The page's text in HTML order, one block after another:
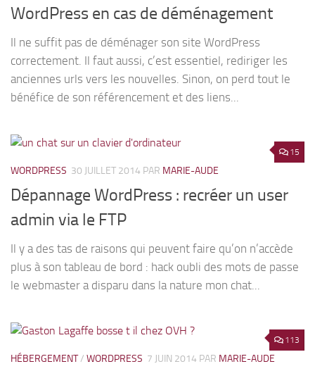
WordPress en cas de déménagement
Il ne suffit pas de déménager son site WordPress
correctement. Il faut aussi, c’est essentiel, rediriger les
anciennes urls vers les nouvelles. Sinon, on perd tout le
bénéfice de son référencement et des liens...
15
WORDPRESS 30 JUILLET 2014 PAR MARIE-AUDE
Dépannage WordPress : recréer un user
admin via le FTP
Il y a des tas de raisons qui peuvent faire qu’on n’accède
plus à son tableau de bord : hack oubli des mots de passe
le webmaster a disparu dans la nature mon chat...
113
HÉBERGEMENT/ WORDPRESS 7 JUIN 2014 PAR MARIE-AUDE